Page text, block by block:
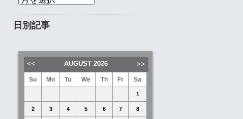
日別記事
AUGUST 2026
Su Mo Tu We Th Fr Sa
1
2 3 4 5 6 7 8